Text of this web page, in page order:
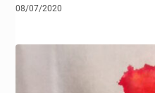
08/07/2020